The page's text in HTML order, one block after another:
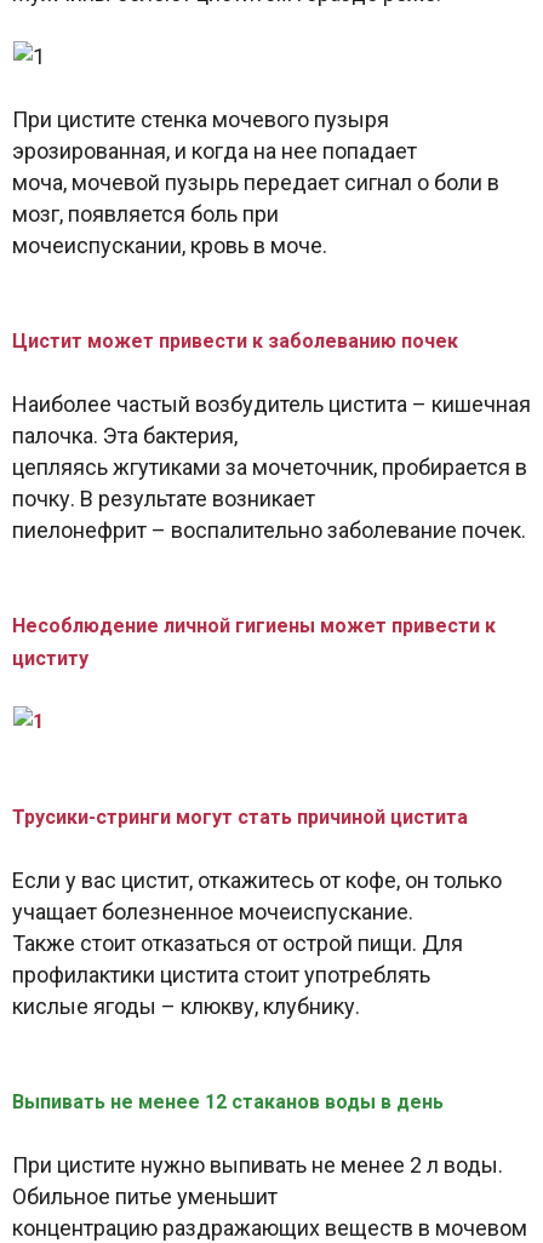
При цистите стенка мочевого пузыря
эрозированная, и когда на нее попадает
моча, мочевой пузырь передает сигнал о боли в
мозг, появляется боль при
мочеиспускании, кровь в моче.
Цистит может привести к заболеванию почек
Наиболее частый возбудитель цистита – кишечная
палочка. Эта бактерия,
цепляясь жгутиками за мочеточник, пробирается в
почку. В результате возникает
пиелонефрит – воспалительно заболевание почек.
Несоблюдение личной гигиены может привести к
циститу
Трусики-стринги могут стать причиной цистита
Если у вас цистит, откажитесь от кофе, он только
учащает болезненное мочеиспускание.
Также стоит отказаться от острой пищи. Для
профилактики цистита стоит употреблять
кислые ягоды – клюкву, клубнику.
Выпивать не менее 12 стаканов воды в день
При цистите нужно выпивать не менее 2 л воды.
Обильное питье уменьшит
концентрацию раздражающих веществ в мочевом